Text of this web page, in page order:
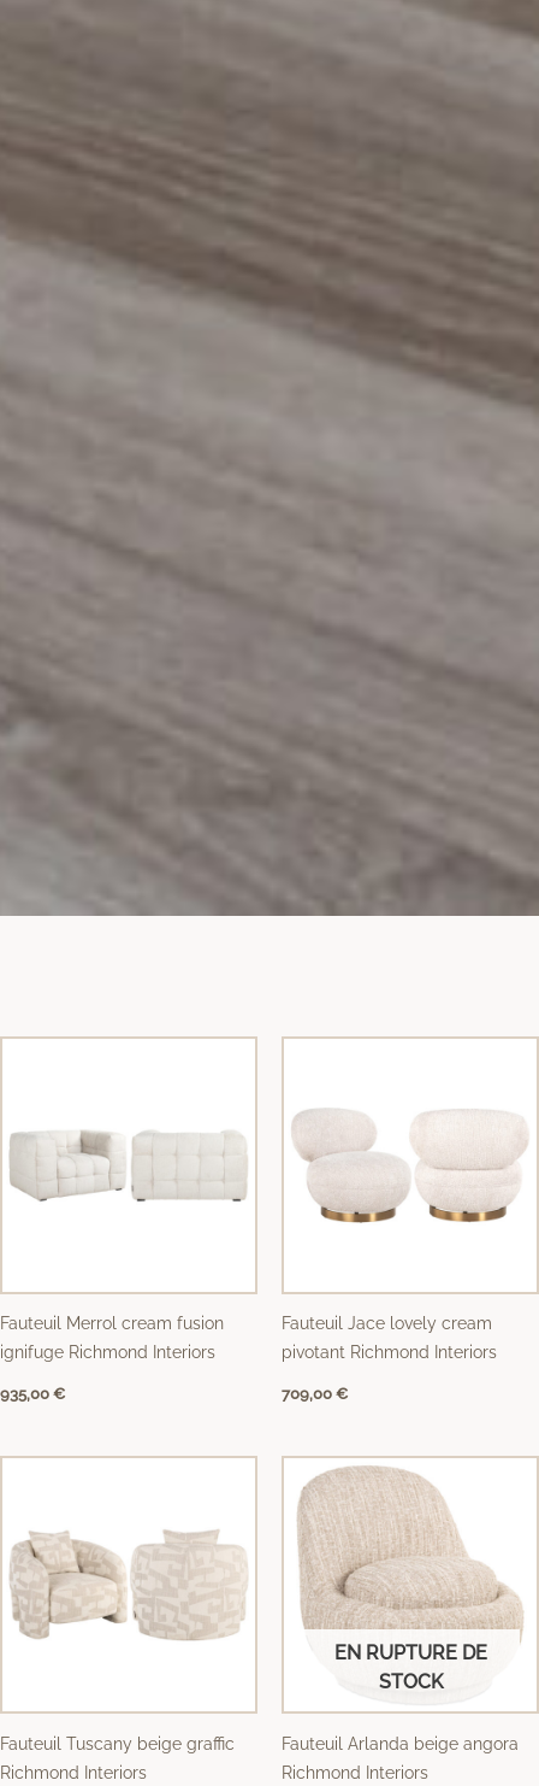
Fauteuil Merrol cream fusion
ignifuge Richmond Interiors
935,00 €
Fauteuil Jace lovely cream
pivotant Richmond Interiors
709,00 €
Fauteuil Tuscany beige graffic
Richmond Interiors
EN RUPTURE DE
STOCK
Fauteuil Arlanda beige angora
Richmond Interiors